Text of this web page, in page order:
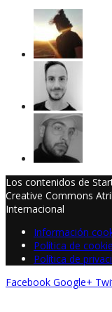
Los contenidos de
Creative Commons
Internacional
Información
Política de
Política de
Facebook Google+